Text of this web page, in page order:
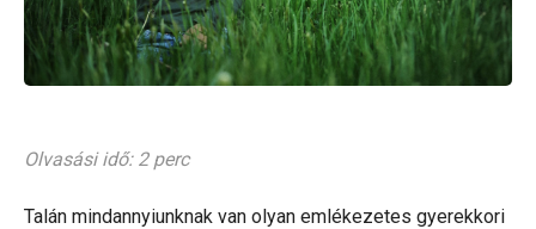
Olvasási idő: 2 perc
Talán mindannyiunknak van olyan emlékezetes gyerekkori